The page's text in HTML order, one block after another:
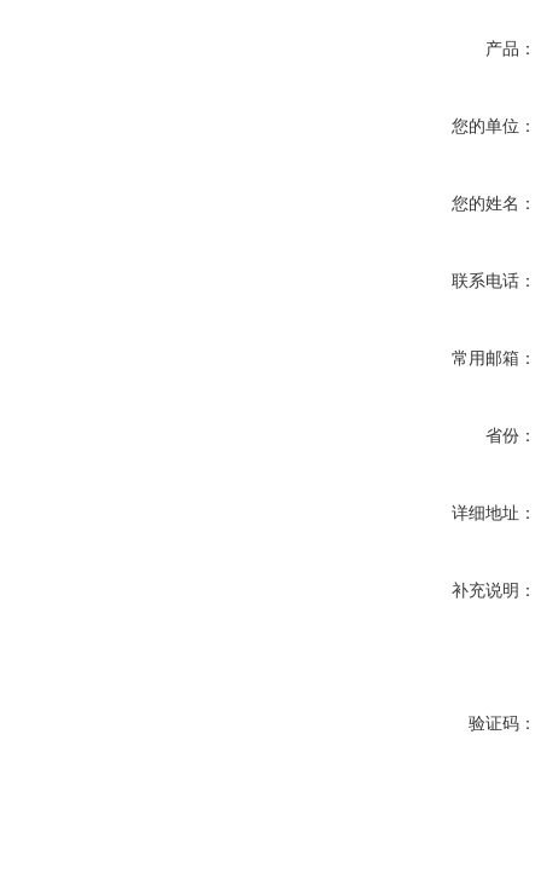
产品：
您的单位：
您的姓名：
联系电话：
常用邮箱：
省份：
详细地址：
补充说明：
验证码：